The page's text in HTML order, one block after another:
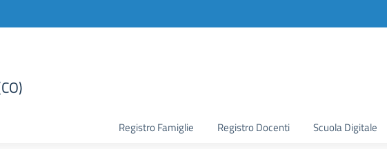
Registro Famiglie Registro Docenti Scuola Digitale